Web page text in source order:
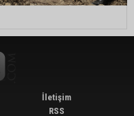
İletişim
RSS